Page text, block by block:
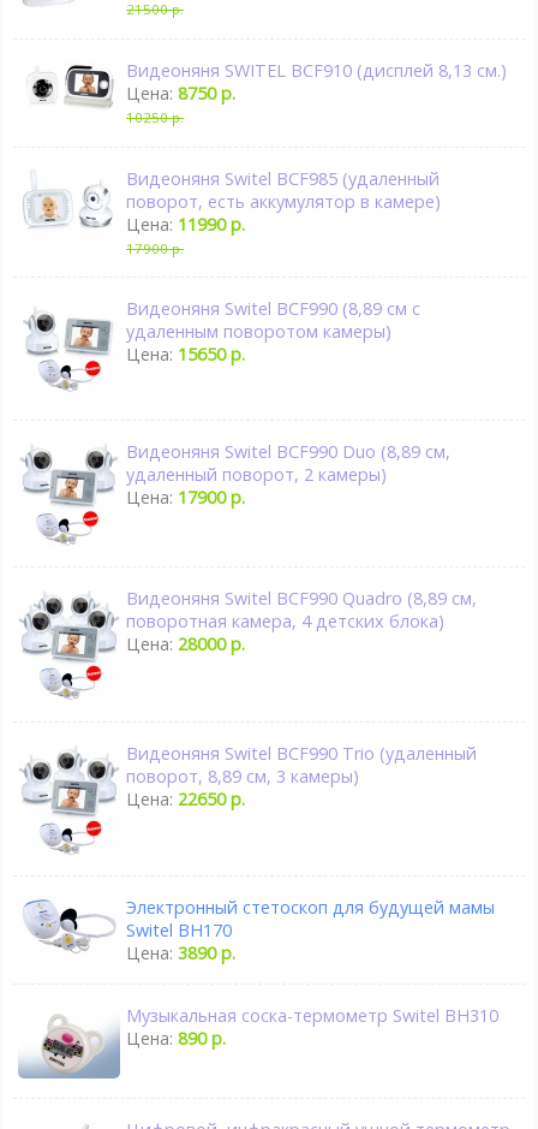
21500 р.
Видеоняня SWITEL BCF910 (дисплей 8,13 см.)
Цена:8750 р.
10250 р.
Видеоняня Switel BCF985 (удаленный
поворот, есть аккумулятор в камере)
Цена: 11990 р.
17900 р.
Видеоняня Switel BCF990 (8,89 см с
удаленным поворотом камеры)
Цена: 15650 р.
Видеоняня Switel BCF990 Duo (8,89 см,
удаленный поворот, 2 камеры)
Цена: 17900 р.
Видеоняня Switel BCF990 Quadro (8,89 см,
поворотная камера, 4 детских блока)
Цена: 28000 р.
Видеоняня Switel BCF990 Trio (удаленный
поворот, 8,89 см, 3 камеры)
Цена: 22650 р.
Электронный стетоскоп для будущей мамы
Switel BH170
Цена:3890 р.
Музыкальная соска-термометр Switel BH310
Цена:890 р.